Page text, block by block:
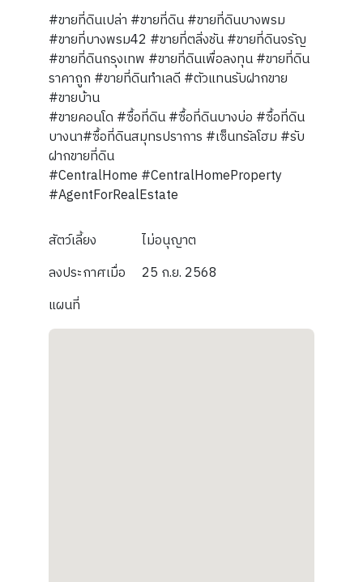
#ขายที่ดินเปล่า #ขายที่ดิน #ขายที่ดินบางพรม
#ขายที่บางพรม42 #ขายที่ตลิ่งชัน #ขายที่ดินจรัญ
#ขายที่ดินกรุงเทพ #ขายที่ดินเพื่อลงทุน #ขายที่ดิน
ราคาถูก #ขายที่ดินทำเลดี #ตัวแทนรับฝากขาย
#ขายบ้าน
#ขายคอนโด #ซื้อที่ดิน #ซื้อที่ดินบางบ่อ #ซื้อที่ดิน
บางนา#ซื้อที่ดินสมุทรปราการ #เซ็นทรัลโฮม #รับ
ฝากขายที่ดิน
#CentralHome #CentralHomeProperty
#AgentForRealEstate
สัตว์เลี้ยง
ไม่อนุญาต
ลงประกาศเมื่อ
25 ก.ย. 2568
แผนที่